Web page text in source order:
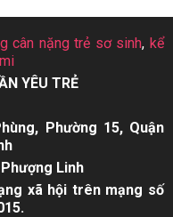
cân nặng trẻ sơ sinh,kể
YÊU TRẺ
Phường 15, Quận
Linh
xã hội trên mạng số